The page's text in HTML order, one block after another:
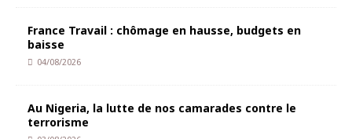
France Travail : chômage en hausse, budgets en
baisse
04/08/2026
Au Nigeria, la lutte de nos camarades contre le
terrorisme